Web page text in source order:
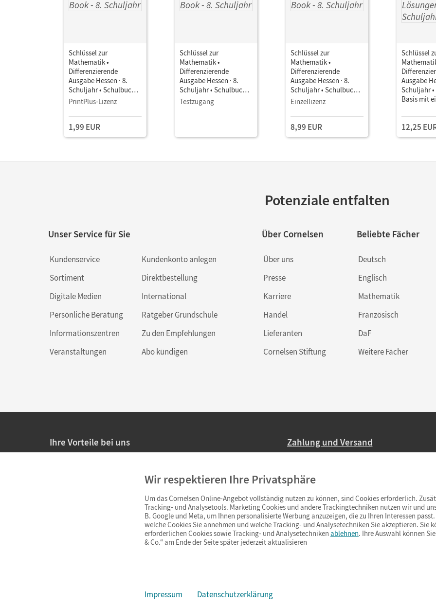
Schlüssel zur
Mathematik •
Differenzierende
Ausgabe Hessen · 8.
Schuljahr • Schulbuch
als E-Book
PrintPlus-Lizenz
1,99 EUR
Schlüssel zur
Mathematik •
Differenzierende
Ausgabe Hessen · 8.
Schuljahr • Schulbuch
als E-Book
Testzugang
Schlüssel zur
Mathematik •
Differenzierende
Ausgabe Hessen · 8.
Schuljahr • Schulbuch
als E-Book
Einzellizenz
8,99 EUR
Schlüssel
Ausgabe
Schuljahr
Basis mit
12,25
Potenziale entfalten
Unser Service für Sie
Kundenservice
Sortiment
Digitale Medien
Persönliche Beratung
Informationszentren
Veranstaltungen
Kundenkonto anlegen
Direktbestellung
International
Ratgeber Grundschule
Zu den Empfehlungen
Abo kündigen
Über Cornelsen
Über uns
Presse
Karriere
Handel
Lieferanten
Cornelsen Stiftung
Beliebte Fächer
Deutsch
Englisch
Mathematik
Französisch
DaF
Weitere Fächer
Ihre Vorteile bei uns
Persönliche Angebote für Lehrkräfte
Sicheres Einkaufen mit SSL-Verschlüsselung
Widerrufsfristvon 4 Wochen
Schnelle und einfache Retourenabwicklung
Zahlung und Versand
Ab 59,– EUR Bestellwert liefern wir
(Lieferung in 3–6 Tagen).
Barrierefreiheit Cookies & Co.
Wir respektieren Ihre Privatsphäre
Um das Cornelsen Online-Angebot vollständig nutzen zu können, sind Cookies erforderlich.
Tracking- und Analysetools. Marketing Cookies und andere Trackingtechniken nutzen wir und
B. Google und Meta, um Ihnen personalisierte Werbung anzuzeigen, die zu Ihren Interessen
welche Cookies Sie annehmen und welche Tracking- und Analysetechniken Sie akzeptieren. Sie
erforderlichen Cookies sowie Tracking- und Analysetechniken ablehnen. Ihre Auswahl können
& Co.“ am Ende der Seite später jederzeit aktualisieren
Impressum Datenschutzerklärung